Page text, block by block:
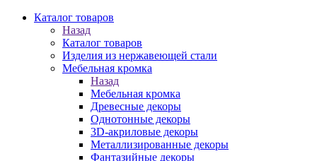
Каталог товаров
Назад
Каталог товаров
Изделия из нержавеющей стали
Мебельная кромка
Назад
Мебельная кромка
Древесные декоры
Однотонные декоры
3D-акриловые декоры
Металлизированные декоры
Фантазийные декоры